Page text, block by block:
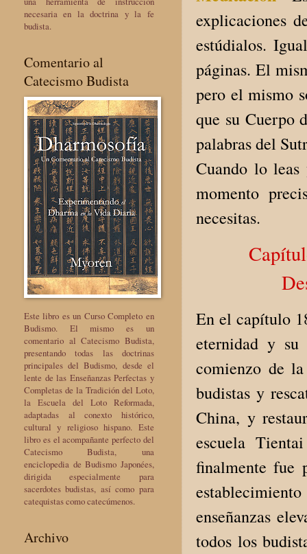
explicaciones
estúdialos.
páginas. El
pero el mismo
que su Cuerpo
palabras del
Cuando lo
momento
necesitas.
En el capítulo
eternidad y
comienzo de
budistas y
China, y
escuela
finalmente fue
enseñanzas
todos los
necesaria en la doctrina y la fe
budista.
Comentario al
Catecismo Budista
Este libro es un Curso Completo en
Budismo. El mismo es un
comentario al Catecismo Budista,
presentando todas las doctrinas
principales del Budismo, desde el
lente de las Enseñanzas Perfectas y
Completas de la Tradición del Loto,
la Escuela del Loto Reformada,
adaptadas al conexto histórico,
cultural y religioso hispano. Este
libro es el acompañante perfecto del
Catecismo Budista, una
enciclopedia de Budismo Japonées,
dirigida especialmente para
sacerdotes budistas, así como para
catequistas como catecúmenos.
Archivo